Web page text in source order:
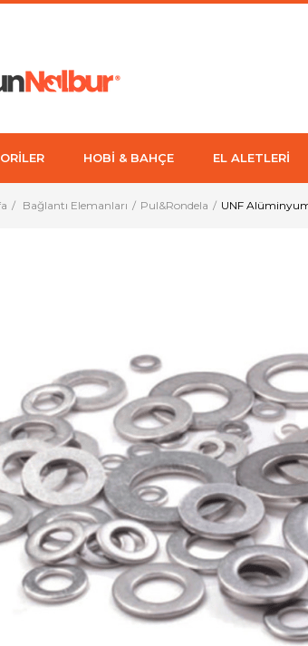
HOBİ & BAHÇE EL ALETLERİ
Bağlantı Elemanları Pul&Rondela UNF